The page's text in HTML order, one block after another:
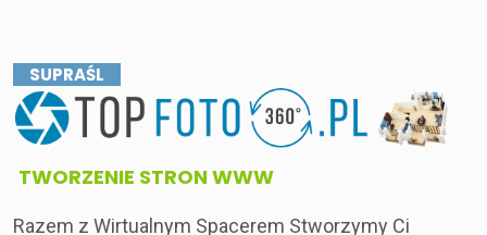
SUPRAŚL
​TWORZENIE STRON WWW
Razem z Wirtualnym Spacerem Stworzymy Ci